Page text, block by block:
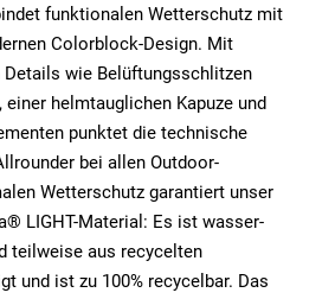
funktionalen Wetterschutz mit
Colorblock-Design. Mit
wie Belüftungsschlitzen
einer helmtauglichen Kapuze und
punktet die technische
bei allen Outdoor-
Wetterschutz garantiert unser
LIGHT-Material: Es ist wasser-
teilweise aus recycelten
und ist zu 100% recycelbar. Das